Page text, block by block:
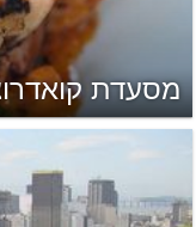
מסעדת